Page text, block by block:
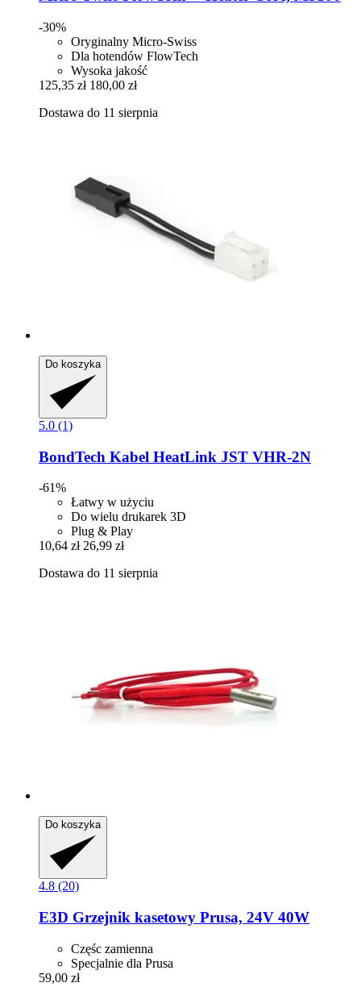
-30%
Oryginalny Micro-Swiss
Dla hotendów FlowTech
Wysoka jakość
125,35 zł 180,00 zł
Dostawa do 11 sierpnia
Do koszyka
5.0 (1)
BondTech Kabel HeatLink JST VHR-​2N
-61%
Łatwy w użyciu
Do wielu drukarek 3D
Plug & Play
10,64 zł 26,99 zł
Dostawa do 11 sierpnia
Do koszyka
4.8 (20)
E3D Grzejnik kasetowy Prusa, 24V 40W
Częśc zamienna
Specjalnie dla Prusa
59,00 zł